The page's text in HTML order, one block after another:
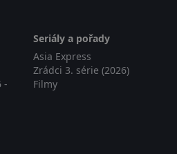
-
Seriály a pořady
Asia Express
Zrádci 3. série (2026)
Filmy